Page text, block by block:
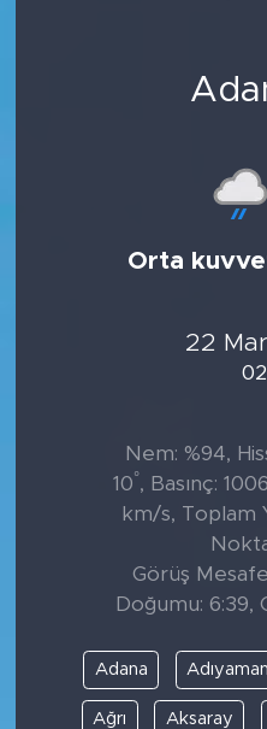
Orta
22
Nem: %94,
10°, Basınç:
km/s, Toplam
Görüş
Doğumu: 6:39,
Adana Adıyaman
Ağrı Aksaray